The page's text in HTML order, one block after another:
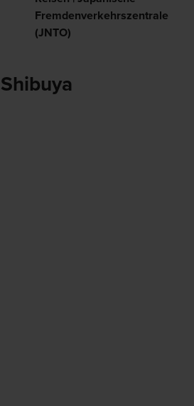
Fremdenverkehrszentrale
(JNTO)